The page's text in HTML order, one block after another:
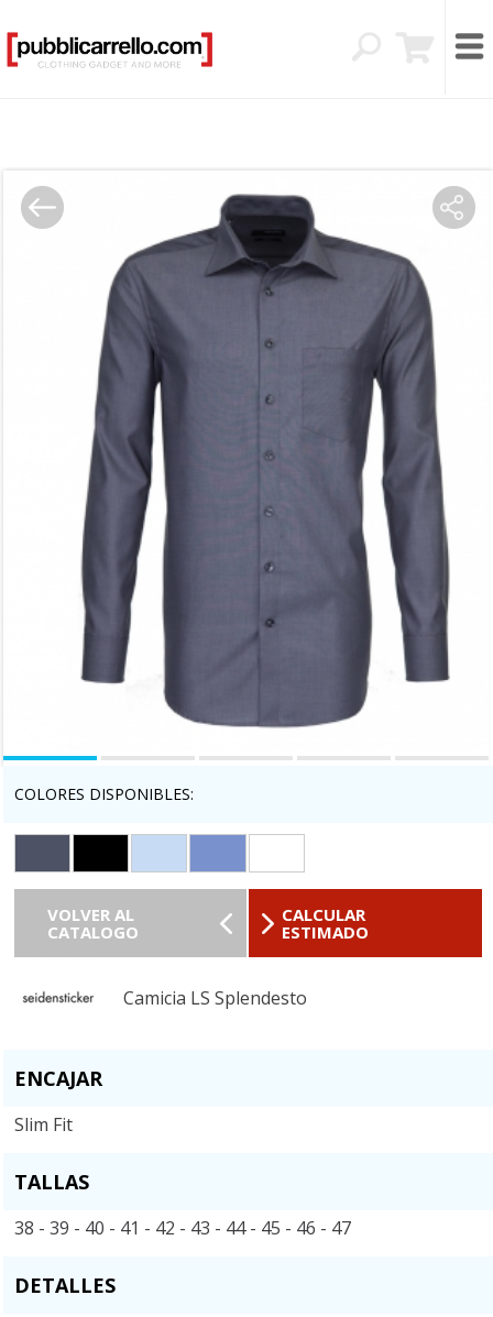
COLORES DISPONIBLES:
VOLVER AL
CATALOGO
CALCULAR
ESTIMADO
Camicia LS Splendesto
ENCAJAR
Slim Fit
TALLAS
38 - 39 - 40 - 41 - 42 - 43 - 44 - 45 - 46 - 47
DETALLES